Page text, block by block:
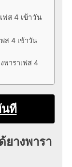
ฟส 4 เข้าวัน
ส 4 เข้าวัน
พาราเฟส 4
ที
ยางพารา